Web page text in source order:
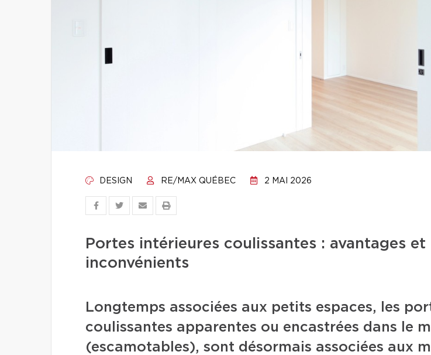
DESIGN RE/MAX QUÉBEC 2 MAI 2026
Portes intérieures coulissantes : avantages et
inconvénients
Longtemps associées aux petits espaces, les
coulissantes apparentes ou encastrées dans le
(escamotables), sont désormais associées aux